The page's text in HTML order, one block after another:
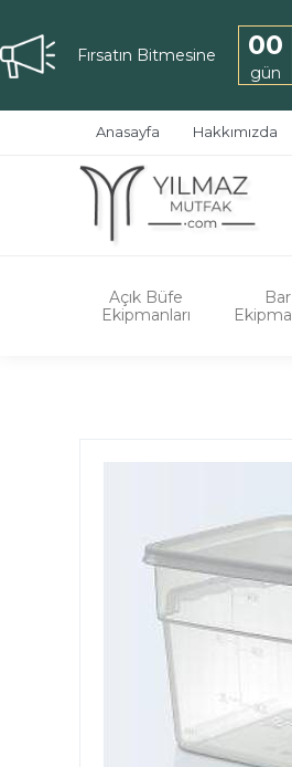
Fırsatın Bitmesine 00
gün
Anasayfa Hakkımızda
Açık Büfe
Ekipmanları
Bar